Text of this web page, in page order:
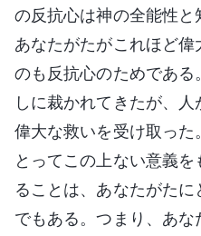
の反抗心は神の全能性と
あなたがたがこれほど
のも反抗心のためであ
しに裁かれてきたが、
偉大な救いを受け取っ
とってこの上ない意義
ることは、あなたがた
でもある。つまり、あ